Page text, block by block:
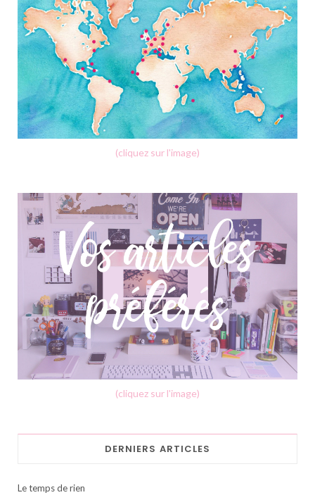
(cliquez sur l'image)
(cliquez sur l'image)
DERNIERS ARTICLES
Le temps de rien